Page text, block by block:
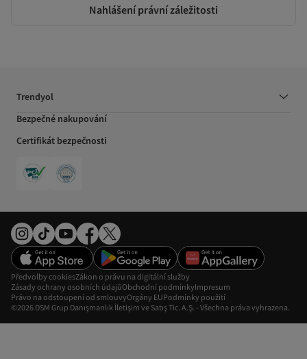
Nahlášení právní záležitosti
Trendyol
Bezpečné nakupování
Certifikát bezpečnosti
©2026 DSM Grup Danışmanlık İletişim ve Satış Tic. A.Ş. - Všechna práva vyhrazena.
Předvolby cookiesZákon o právu na digitální služby
Zásady ochrany osobních údajůObchodní podmínkyImpresum
Právo na odstoupení od smlouvyOrgány EUPodmínky použití